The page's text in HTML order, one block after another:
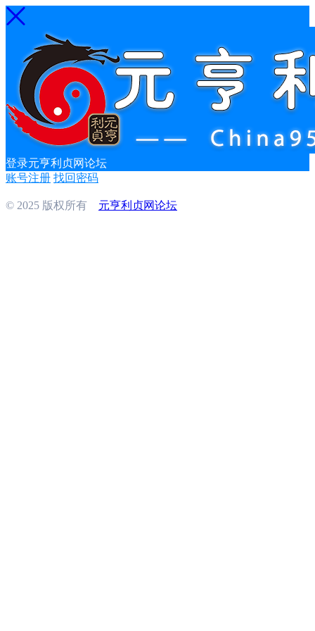
登录元亨利贞网论坛
账号注册 找回密码
© 2025 版权所有 元亨利贞网论坛